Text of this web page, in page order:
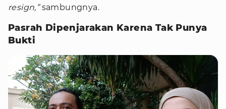
resign,”sambungnya.
Pasrah Dipenjarakan Karena Tak Punya
Bukti